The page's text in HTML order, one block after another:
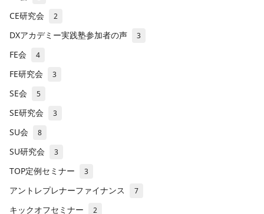
CE研究会 2
DXアカデミー実践塾参加者の声 3
FE会 4
FE研究会 3
SE会 5
SE研究会 3
SU会 8
SU研究会 3
TOP定例セミナー 3
アントレプレナーファイナンス 7
キックオフセミナー 2